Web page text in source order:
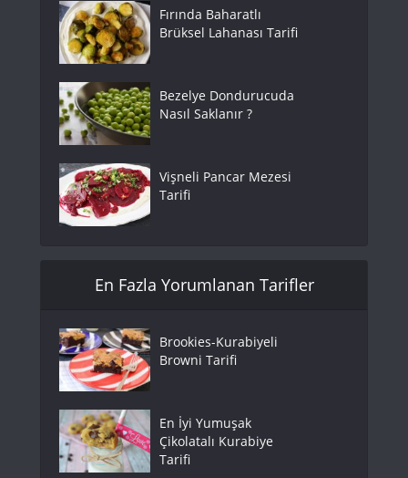
Fırında Baharatlı
Brüksel Lahanası Tarifi
Bezelye Dondurucuda
Nasıl Saklanır ?
Vişneli Pancar Mezesi
Tarifi
En Fazla Yorumlanan Tarifler
Brookies-Kurabiyeli
Browni Tarifi
En İyi Yumuşak
Çikolatalı Kurabiye
Tarifi